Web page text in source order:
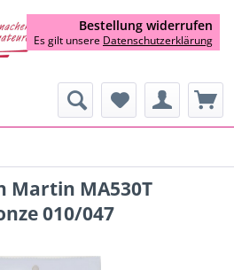
Martin MA530T
010/047
Bestellung widerrufen
Es gilt unsere Datenschutzerklärung